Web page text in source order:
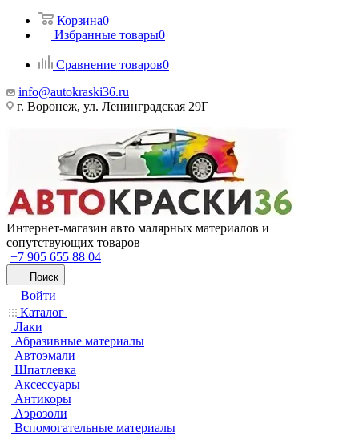
Корзина0
Избранные товары0
Сравнение товаров0
info@autokraski36.ru
г. Воронеж, ул. Ленинградская 29Г
Интернет-магазин авто малярных материалов и
сопутствующих товаров
+7 905 655 88 04
Поиск
Войти
Каталог
Лаки
Абразивные материалы
Автоэмали
Шпатлевка
Аксессуары
Антикоры
Аэрозоли
Вспомогательные материалы